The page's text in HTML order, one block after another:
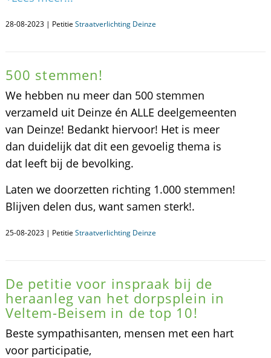
28-08-2023 | Petitie Straatverlichting Deinze
500 stemmen!
We hebben nu meer dan 500 stemmen
verzameld uit Deinze én ALLE deelgemeenten
van Deinze! Bedankt hiervoor! Het is meer
dan duidelijk dat dit een gevoelig thema is
dat leeft bij de bevolking.
Laten we doorzetten richting 1.000 stemmen!
Blijven delen dus, want samen sterk!.
25-08-2023 | Petitie Straatverlichting Deinze
De petitie voor inspraak bij de
heraanleg van het dorpsplein in
Veltem-Beisem in de top 10!
Beste sympathisanten, mensen met een hart
voor participatie,